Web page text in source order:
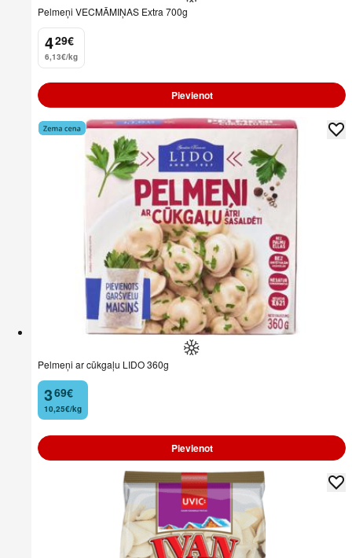
Pelmeņi VECMĀMIŅAS Extra 700g
4
. 29€
6,13€/kg
Pievienot
Pelmeņi ar cūkgaļu LIDO 360g
3
. 69€
10,25€/kg
Pievienot